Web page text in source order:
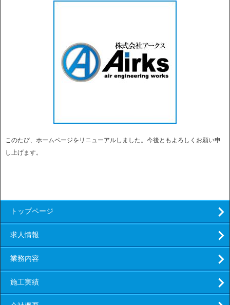
このたび、ホームページをリニューアルしました。今後ともよろしくお願い申
し上げます。
トップページ
求人情報
業務内容
施工実績